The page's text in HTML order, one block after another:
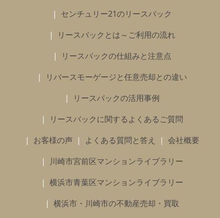
センチュリー21のリースバック
リースバックとは～ご利用の流れ
リースバックの仕組みと注意点
リバースモーゲージと任意売却との違い
リースバックの活用事例
リースバックに関するよくあるご質問
お客様の声
よくある質問と答え
会社概要
川崎市宮前区マンションライブラリー
横浜市青葉区マンションライブラリー
横浜市・川崎市の不動産売却・買取